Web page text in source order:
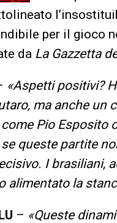
per il gioco
da La Gazzetta
«Aspetti positivi?
ma anche un
Pio Esposito
queste partite
I brasiliani,
alimentato la
– «Queste